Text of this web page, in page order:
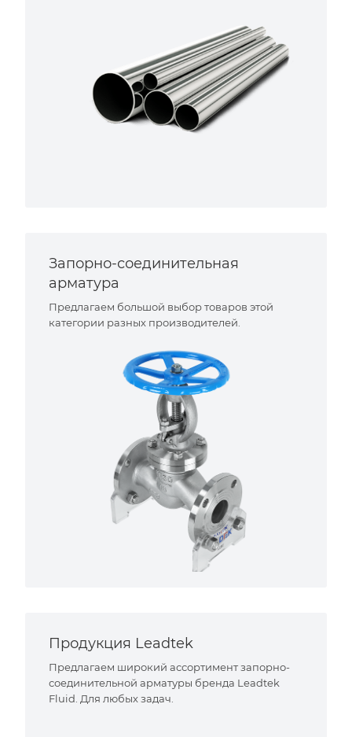
Запорно-соединительная
арматура
Предлагаем большой выбор товаров этой
категории разных производителей.
Продукция Leadtek
Предлагаем широкий ассортимент запорно-
соединительной арматуры бренда Leadtek
Fluid. Для любых задач.